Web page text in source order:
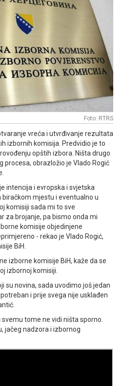
Foto: RTRS
vreća i utvrđivanje rezultata
izbornih komisija. Predvidio je to
opštih izbora. Ništa drugo
procesa, obrazložio je Vlado Rogić
intencija i evropska i svjetska
biračkom mjestu i eventualno u
komisiji sada mi to sve
za brojanje, pa bismo onda mi
komisije objedinjene
- rekao je Vlado Rogić,
BiH.
izborne komisije BiH, kaže da se
izbornoj komisiji.
su novina, sada uvodimo još jedan
i prije svega nije usklađen
svemu tome ne vidi ništa sporno.
jačeg nadzora i izbornog